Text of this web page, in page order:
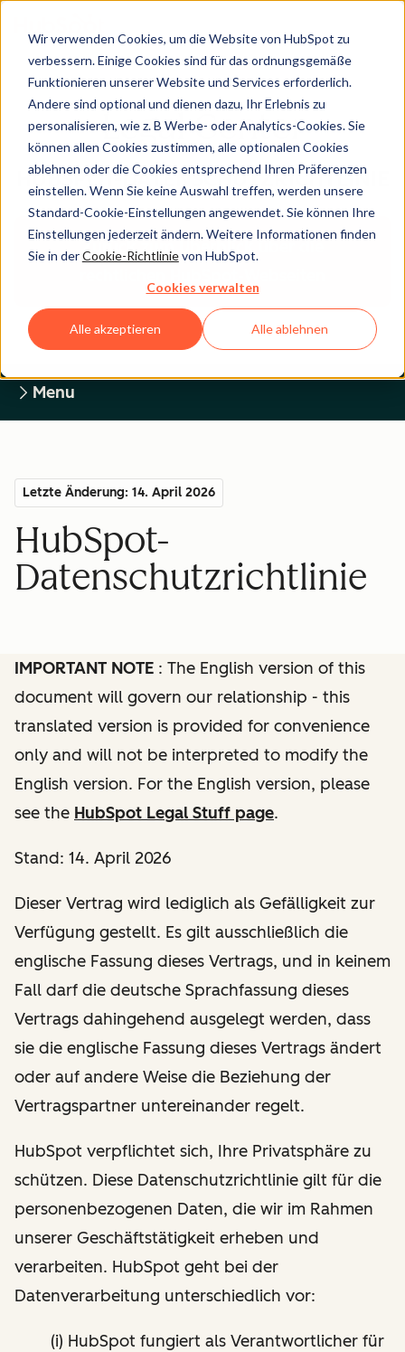
Wir verwenden Cookies, um die Website von HubSpot zu
verbessern. Einige Cookies sind für das ordnungsgemäße
Funktionieren unserer Website und Services erforderlich.
Andere sind optional und dienen dazu, Ihr Erlebnis zu
personalisieren, wie z. B Werbe- oder Analytics-Cookies. Sie
können allen Cookies zustimmen, alle optionalen Cookies
ablehnen oder die Cookies entsprechend Ihren Präferenzen
einstellen. Wenn Sie keine Auswahl treffen, werden unsere
Standard-Cookie-Einstellungen angewendet. Sie können Ihre
Einstellungen jederzeit ändern. Weitere Informationen finden
Sie in derCookie-Richtlinievon HubSpot.
Cookies verwalten
Alle akzeptieren Alle ablehnen
Legal Center
HUBSPOT-DATENSCHUTZRICHTLINIE
Zurück zum Überblick über die
Menu
Letzte Änderung: 14. April 2026
HubSpot-
Datenschutzrichtlinie
IMPORTANT NOTE : The English version of this
document will govern our relationship - this
translated version is provided for convenience
only and will not be interpreted to modify the
English version. For the English version, please
see the HubSpot Legal Stuff page.
Stand: 14. April 2026
Dieser Vertrag wird lediglich als Gefälligkeit zur
Verfügung gestellt. Es gilt ausschließlich die
englische Fassung dieses Vertrags, und in keinem
Fall darf die deutsche Sprachfassung dieses
Vertrags dahingehend ausgelegt werden, dass
sie die englische Fassung dieses Vertrags ändert
oder auf andere Weise die Beziehung der
Vertragspartner untereinander regelt.
HubSpot verpflichtet sich, Ihre Privatsphäre zu
schützen. Diese Datenschutzrichtlinie gilt für die
personenbezogenen Daten, die wir im Rahmen
unserer Geschäftstätigkeit erheben und
verarbeiten. HubSpot geht bei der
Datenverarbeitung unterschiedlich vor:
(i) HubSpot fungiert als Verantwortlicher für